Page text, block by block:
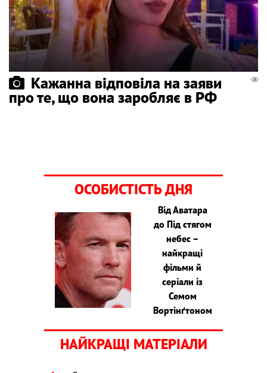
Кажанна відповіла на заяви
про те, що вона заробляє в РФ
ОСОБИСТІСТЬ ДНЯ
Від Аватара
до Під стягом
небес –
найкращі
фільми й
серіали із
Семом
Вортінґтоном
НАЙКРАЩІ МАТЕРІАЛИ